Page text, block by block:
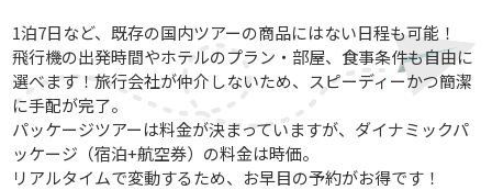
1泊7日など、既存の国内ツアーの商品にはない日程も可能！
飛行機の出発時間やホテルのプラン・部屋、食事条件も自由に
選べます！旅行会社が仲介しないため、スピーディーかつ簡潔
に手配が完了。
パッケージツアーは料金が決まっていますが、ダイナミックパ
ッケージ（宿泊+航空券）の料金は時価。
リアルタイムで変動するため、お早目の予約がお得です！